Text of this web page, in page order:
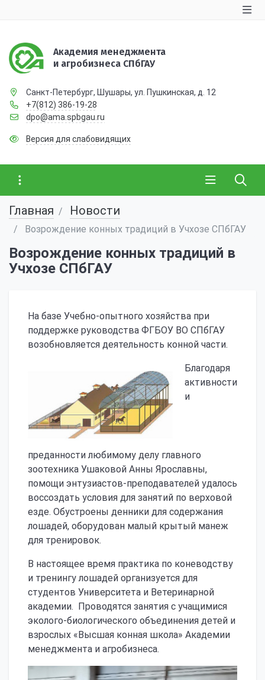
Академия менеджмента
и агробизнеса СПбГАУ
Санкт-Петербург, Шушары, ул. Пушкинская, д. 12
+7(812) 386-19-28
dpo@ama.spbgau.ru
Версия для слабовидящих
Главная Новости
Возрождение конных традиций в Учхозе СПбГАУ
Возрождение конных традиций в
Учхозе СПбГАУ
На базе Учебно-опытного хозяйства при
поддержке руководства ФГБОУ ВО СПбГАУ
возобновляется деятельность конной части.
Благодаря
активности
и
преданности любимому делу главного
зоотехника Ушаковой Анны Ярославны,
помощи энтузиастов-преподавателей удалось
воссоздать условия для занятий по верховой
езде. Обустроены денники для содержания
лошадей, оборудован малый крытый манеж
для тренировок.
В настоящее время практика по коневодству
и тренингу лошадей организуется для
студентов Университета и Ветеринарной
академии. Проводятся занятия с учащимися
эколого-биологического объединения детей и
взрослых «Высшая конная школа» Академии
менеджмента и агробизнеса.